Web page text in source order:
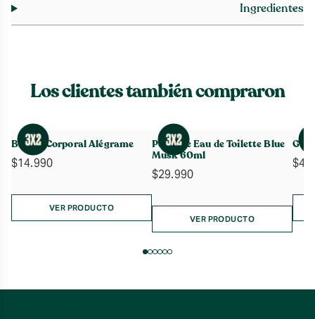
Ingredientes
Los clientes también compraron
Bruma Corporal Alégrame
$14.990
VER PRODUCTO
Perfume Eau de Toilette Blue
Musk 60ml
$29.990
VER PRODUCTO
Gel
$